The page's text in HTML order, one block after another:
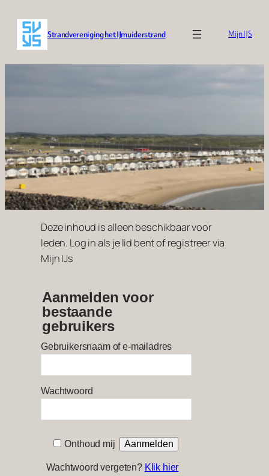
naar
Strandvereniging het IJmuiderstrand Mijn IJS
Deze inhoud is alleen beschikbaar voor
leden. Log in als je lid bent of registreer via
Mijn IJs
Aanmelden voor
bestaande
gebruikers
Gebruikersnaam of e-mailadres
Wachtwoord
Onthoud mij
Wachtwoord vergeten? Klik hier